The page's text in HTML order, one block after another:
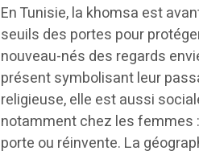
En Tunisie, la khomsa est
seuils des portes pour
nouveau-nés des regards
présent symbolisant leur
religieuse, elle est aussi
notamment chez les femmes
porte ou réinvente. La